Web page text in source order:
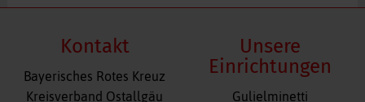
Kontakt
Bayerisches Rotes Kreuz
Kreisverband Ostallgäu
Unsere
Einrichtungen
Navigation
Gulielminetti